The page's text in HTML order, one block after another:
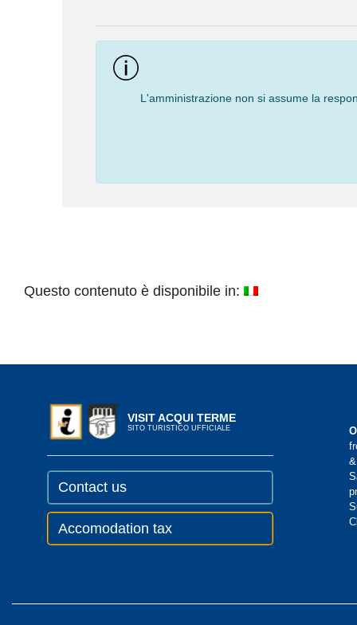
Navigation
L'amministrazione non si assume la
Questo contenuto è disponibile in:
VISIT ACQUI TERME
SITO TURISTICO UFFICIALE
Contact us
Accomodation tax